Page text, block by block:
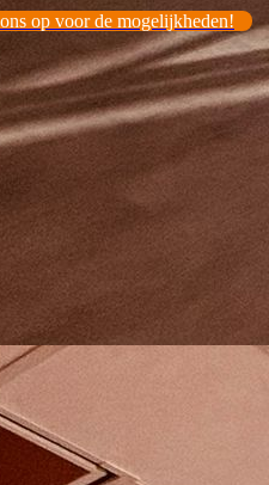
op voor de mogelijkheden!